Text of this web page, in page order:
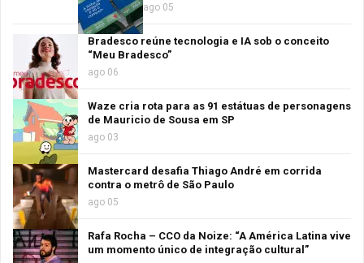
ago 05
Bradesco reúne tecnologia e IA sob o conceito
“Meu Bradesco”
ago 06
Waze cria rota para as 91 estátuas de personagens
de Mauricio de Sousa em SP
ago 03
Mastercard desafia Thiago André em corrida
contra o metrô de São Paulo
ago 05
Rafa Rocha – CCO da Noize: “A América Latina vive
um momento único de integração cultural”